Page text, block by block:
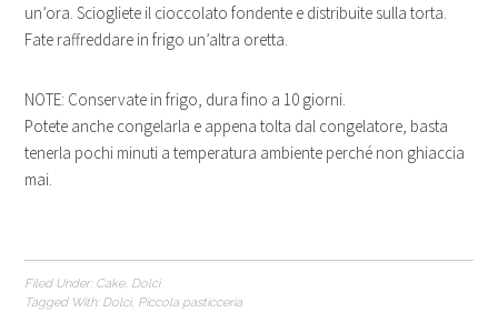
un’ora. Sciogliete il cioccolato fondente e distribuite sulla torta.
Fate raffreddare in frigo un’altra oretta.
NOTE: Conservate in frigo, dura fino a 10 giorni.
Potete anche congelarla e appena tolta dal congelatore, basta
tenerla pochi minuti a temperatura ambiente perché non ghiaccia
mai.
Filed Under: Cake, Dolci
Tagged With: Dolci, Piccola pasticceria